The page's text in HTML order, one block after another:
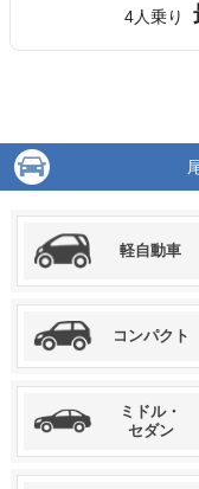
4人乗り
軽自動車
コンパクト
ミドル・
セダン